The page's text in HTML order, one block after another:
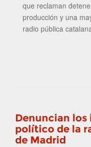
que reclaman
producción y una
radio pública
Denuncian
político de la
de Madrid